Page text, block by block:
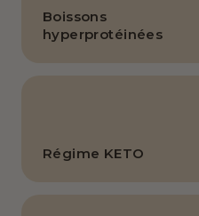
Boissons
hyperprotéinées
Régime KETO